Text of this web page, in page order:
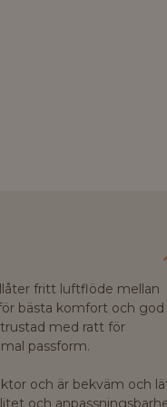
fritt luftflöde mellan
bästa komfort och god
med ratt för
passform.
och är bekväm och
och